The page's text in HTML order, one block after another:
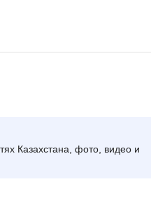
Казахстана, фото, видео и